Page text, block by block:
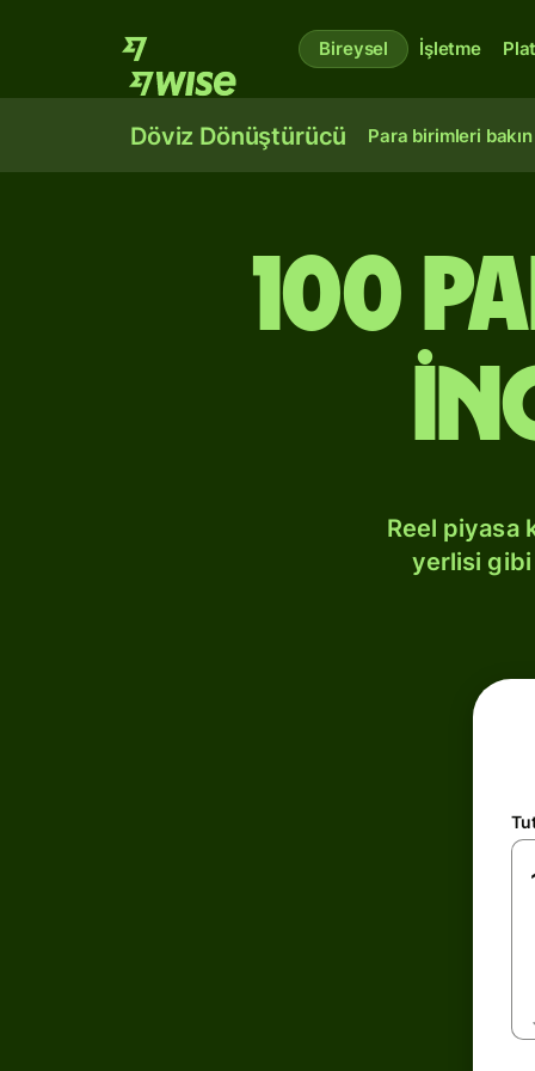
Bireysel İşletme
Döviz Dönüştürücü Para birimleri bakın
100
Reel piyasa
yerlisi gibi